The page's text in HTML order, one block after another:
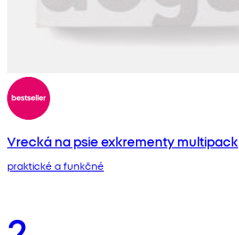
Vrecká na psie exkrementy multipack
praktické a funkčné